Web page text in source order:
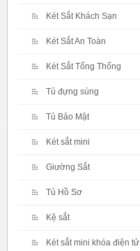
Két Sắt Khách Sạn
Két Sắt An Toàn
Két Sắt Tổng Thống
Tủ đựng súng
Tủ Bảo Mật
Két sắt mini
Giường Sắt
Tủ Hồ Sơ
Kệ sắt
Két sắt mini khóa điện tử